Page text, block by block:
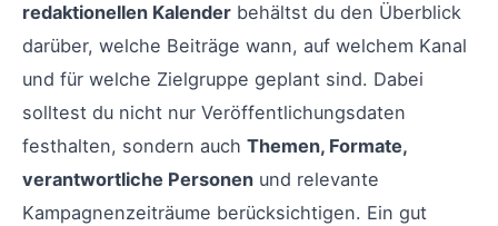
redaktionellen Kalender behältst du den Überblick
darüber, welche Beiträge wann, auf welchem Kanal
und für welche Zielgruppe geplant sind. Dabei
solltest du nicht nur Veröffentlichungsdaten
festhalten, sondern auch Themen, Formate,
verantwortliche Personen und relevante
Kampagnenzeiträume berücksichtigen. Ein gut